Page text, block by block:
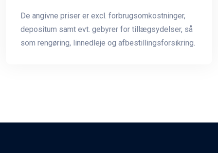
De angivne priser er excl. forbrugsomkostninger,
depositum samt evt. gebyrer for tillægsydelser, så
som rengøring, linnedleje og afbestillingsforsikring.